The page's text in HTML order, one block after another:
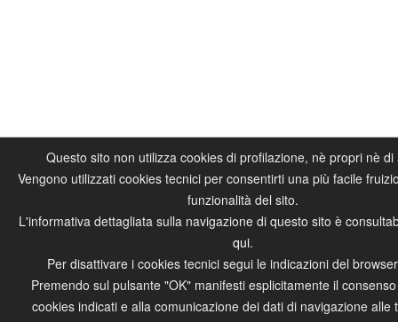
Questo sito non utilizza cookies di profilazione, nè propri nè di
Vengono utilizzati cookies tecnici per consentirti una più facile
funzionalità del sito.
L'informativa dettagliata sulla navigazione di questo sito è
qui.
Per disattivare i cookies tecnici segui le indicazioni del
Premendo sul pulsante "OK" manifesti esplicitamente il
cookies indicati e alla comunicazione dei dati di navigazione alle